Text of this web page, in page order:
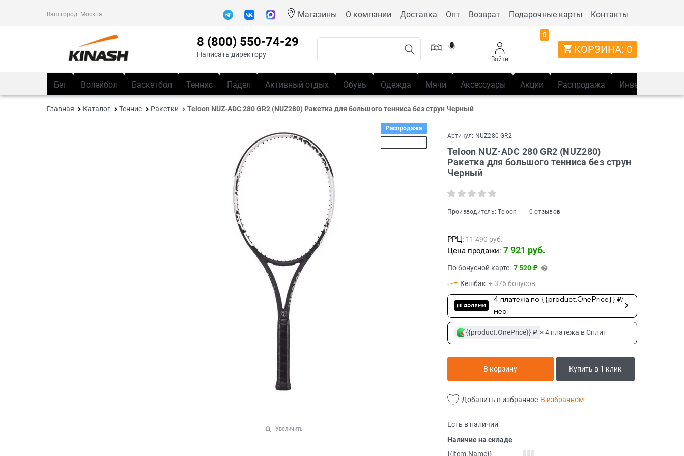
Ваш город: Москва Магазины О компании Доставка Опт Возврат Подарочные карты Контакты
8 (800) 550-74-29
Написать директору
Войти
0
КОРЗИНА: 0
Бег Волейбол Баскетбол Теннис Падел Активный отдых Обувь Одежда Мячи Аксессуары Акции Распродажа Инвентарь
Главная Каталог Теннис Ракетки Teloon NUZ-ADC 280 GR2 (NUZ280) Ракетка для большого тенниса без струн Черный
Распродажа
Увеличить
Артикул: NUZ280-GR2
Teloon NUZ-ADC 280 GR2 (NUZ280)
Ракетка для большого тенниса без струн
Черный
Производитель:Teloon 0 отзывов
РРЦ: 11 490 руб.
Цена продажи: 7 921 руб.
По бонусной карте: 7 520 ₽
Кешбэк:+ 376 бонусов
4 платежа по {{product.OnePrice}} ₽/
мес
{{product.OnePrice}} ₽ × 4 платежа в Сплит
В корзину Купить в 1 клик
Добавить в избранное В избранном
Есть в наличии
Наличие на складе
{{item.Name}}